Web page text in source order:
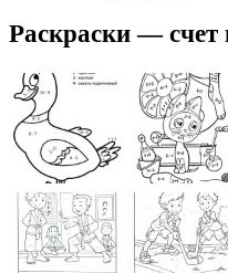
Раскраски — счет